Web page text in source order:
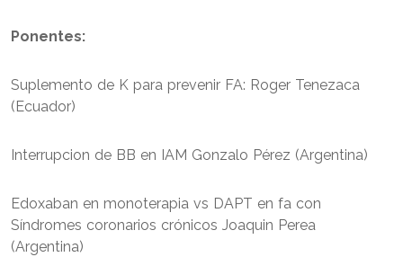
Ponentes:
Suplemento de K para prevenir FA: Roger Tenezaca
(Ecuador)
Interrupcion de BB en IAM Gonzalo Pérez (Argentina)
Edoxaban en monoterapia vs DAPT en fa con
Síndromes coronarios crónicos Joaquin Perea
(Argentina)